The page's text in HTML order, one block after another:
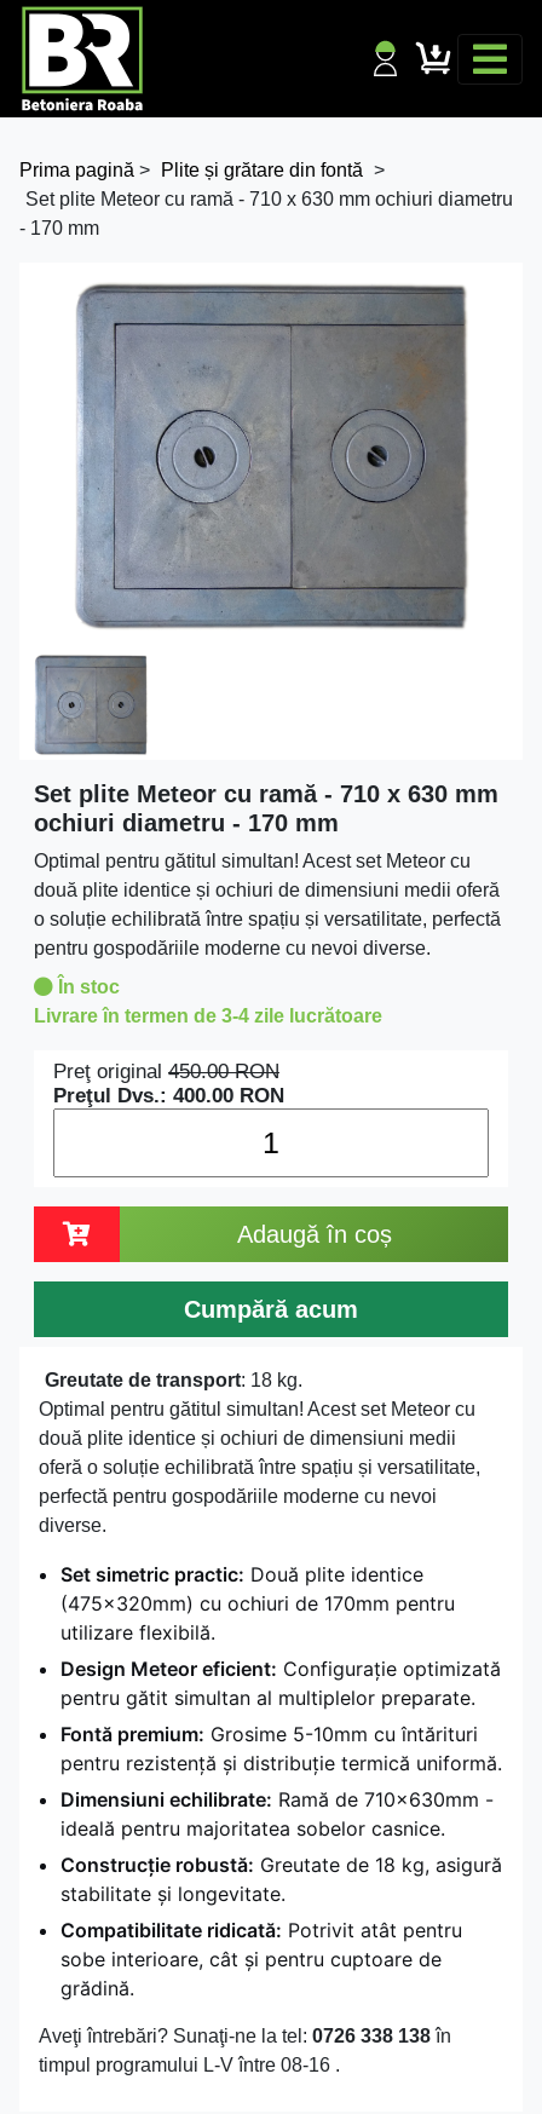
Prima pagină > Plite și grătare din fontă >
Set plite Meteor cu ramă - 710 x 630 mm ochiuri diametru
- 170 mm
Set plite Meteor cu ramă - 710 x 630 mm
ochiuri diametru - 170 mm
Optimal pentru gătitul simultan! Acest set Meteor cu
două plite identice și ochiuri de dimensiuni medii oferă
o soluție echilibrată între spațiu și versatilitate, perfectă
pentru gospodăriile moderne cu nevoi diverse.
În stoc
Livrare în termen de 3-4 zile lucrătoare
Preţ original 450.00RON
Preţul Dvs.: 400.00 RON
Adaugă în coș
Cumpără acum
Greutate de transport: 18 kg.
Optimal pentru gătitul simultan! Acest set Meteor cu
două plite identice și ochiuri de dimensiuni medii
oferă o soluție echilibrată între spațiu și versatilitate,
perfectă pentru gospodăriile moderne cu nevoi
diverse.
Set simetric practic: Două plite identice
(475x320mm) cu ochiuri de 170mm pentru
utilizare flexibilă.
Design Meteor eficient: Configurație optimizată
pentru gătit simultan al multiplelor preparate.
Fontă premium: Grosime 5-10mm cu întărituri
pentru rezistență și distribuție termică uniformă.
Dimensiuni echilibrate: Ramă de 710x630mm -
ideală pentru majoritatea sobelor casnice.
Construcție robustă: Greutate de 18 kg, asigură
stabilitate și longevitate.
Compatibilitate ridicată: Potrivit atât pentru
sobe interioare, cât și pentru cuptoare de
grădină.
Aveţi întrebări? Sunaţi-ne la tel: 0726 338 138în
timpul programului L-V între 08-16 .